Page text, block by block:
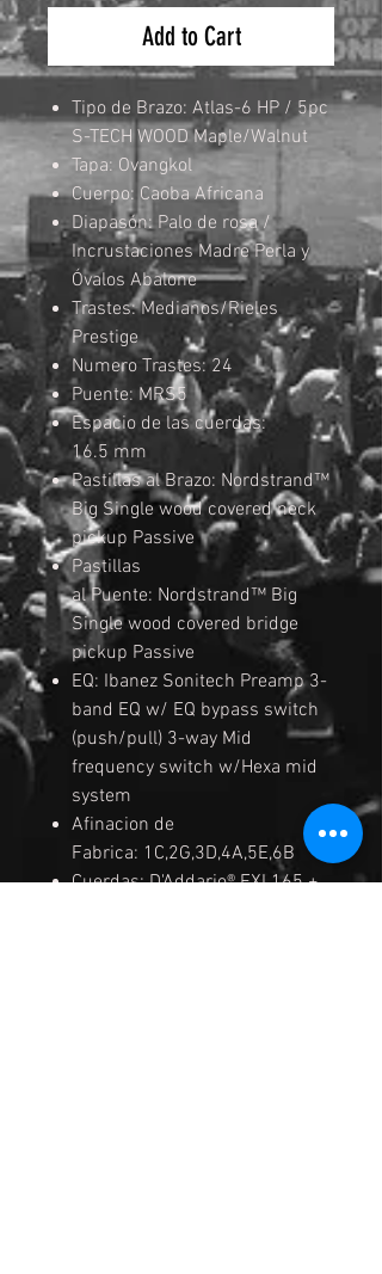
Add to Cart
Tipo de Brazo: Atlas-6 HP / 5pc
S-TECH WOOD Maple/Walnut
Tapa: Ovangkol
Cuerpo: Caoba Africana
Diapasón: Palo de rosa /
Incrustaciones Madre Perla y
Óvalos Abalone
Trastes: Medianos/Rieles
Prestige
Numero Trastes: 24
Puente: MRS5
Espacio de las cuerdas:
16.5 mm
Pastillas al Brazo: Nordstrand™
Big Single wood covered neck
pickup Passive
Pastillas
al Puente: Nordstrand™ Big
Single wood covered bridge
pickup Passive
EQ: Ibanez Sonitech Preamp 3-
band EQ w/ EQ bypass switch
(push/pull) 3-way Mid
frequency switch w/Hexa mid
system
Afinacion de
Fabrica: 1C,2G,3D,4A,5E,6B
Cuerdas: D'Addario® EXL165 +